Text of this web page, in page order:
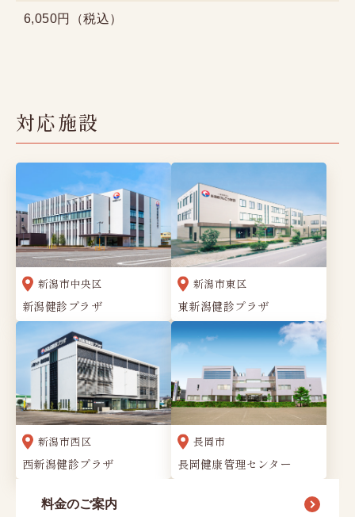
料金のご案内
6,050円（税込）
対応施設
新潟市中央区
新潟健診プラザ
新潟市東区
東新潟健診プラザ
新潟市西区
西新潟健診プラザ
長岡市
長岡健康管理センター